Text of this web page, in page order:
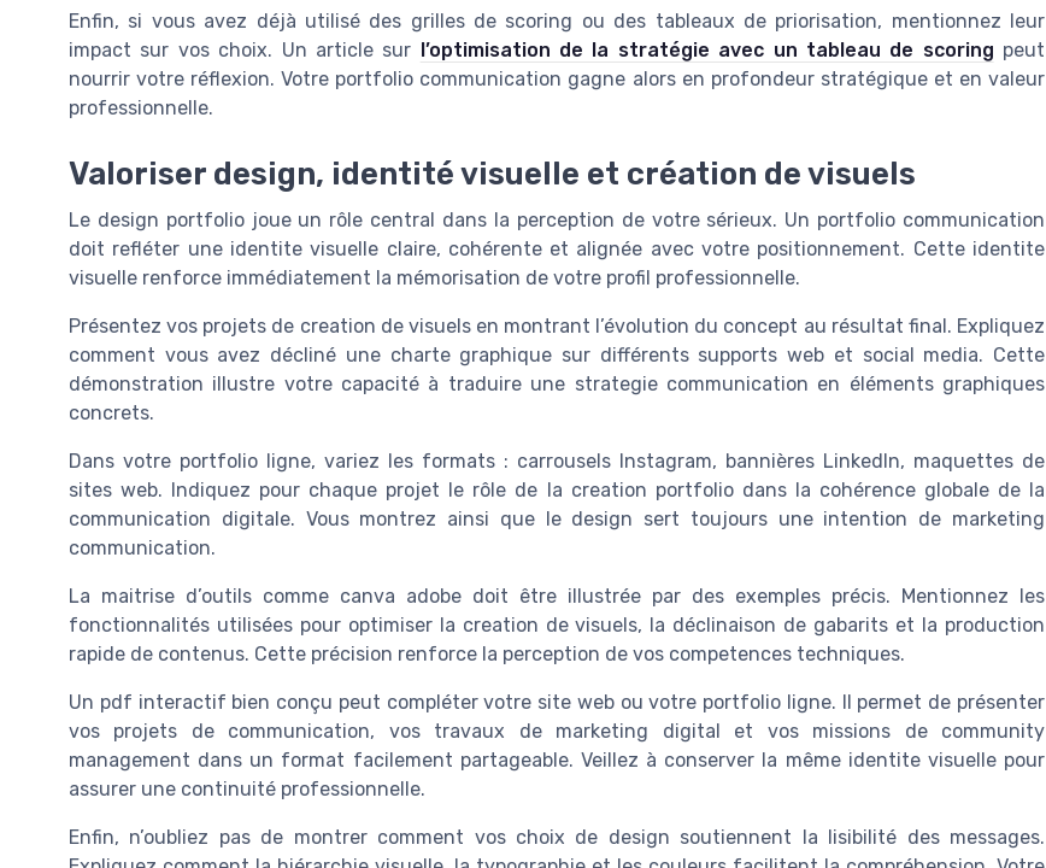
Enfin, si vous avez déjà utilisé des grilles de scoring ou des tableaux de priorisation, mentionnez leur
impact sur vos choix. Un article sur
l’optimisation de la stratégie avec un tableau de scoring peut
nourrir votre réflexion. Votre portfolio communication gagne alors en profondeur stratégique et en valeur
professionnelle.
Valoriser design, identité visuelle et création de visuels
Le design portfolio joue un rôle central dans la perception de votre sérieux. Un portfolio communication
doit refléter une identite visuelle claire, cohérente et alignée avec votre positionnement. Cette identite
visuelle renforce immédiatement la mémorisation de votre profil professionnelle.
Présentez vos projets de creation de visuels en montrant l’évolution du concept au résultat final. Expliquez
comment vous avez décliné une charte graphique sur différents supports web et social media. Cette
démonstration illustre votre capacité à traduire une strategie communication en éléments graphiques
concrets.
Dans votre portfolio ligne, variez les formats : carrousels Instagram, bannières LinkedIn, maquettes de
sites web. Indiquez pour chaque projet le rôle de la creation portfolio dans la cohérence globale de la
communication digitale. Vous montrez ainsi que le design sert toujours une intention de marketing
communication.
La maitrise d’outils comme canva adobe doit être illustrée par des exemples précis. Mentionnez les
fonctionnalités utilisées pour optimiser la creation de visuels, la déclinaison de gabarits et la production
rapide de contenus. Cette précision renforce la perception de vos competences techniques.
Un pdf interactif bien conçu peut compléter votre site web ou votre portfolio ligne. Il permet de présenter
vos projets de communication, vos travaux de marketing digital et vos missions de community
management dans un format facilement partageable. Veillez à conserver la même identite visuelle pour
assurer une continuité professionnelle.
Enfin, n’oubliez pas de montrer comment vos choix de design soutiennent la lisibilité des messages.